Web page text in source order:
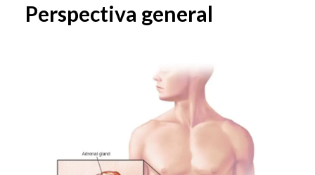
Perspectiva general